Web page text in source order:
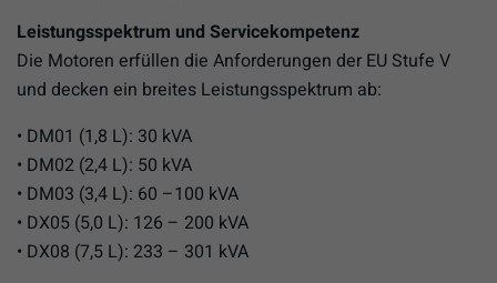
Leistungsspektrum und Servicekompetenz
Die Motoren erfüllen die Anforderungen der EU Stufe V
und decken ein breites Leistungsspektrum ab:
• DM01 (1,8 L): 30 kVA
• DM02 (2,4 L): 50 kVA
• DM03 (3,4 L): 60 –100 kVA
• DX05 (5,0 L): 126 – 200 kVA
• DX08 (7,5 L): 233 – 301 kVA